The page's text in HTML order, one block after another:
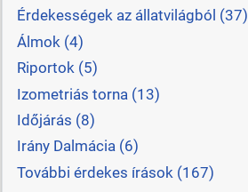
Érdekességek az állatvilágból (37)
Álmok (4)
Riportok (5)
Izometriás torna (13)
Időjárás (8)
Irány Dalmácia (6)
További érdekes írások (167)